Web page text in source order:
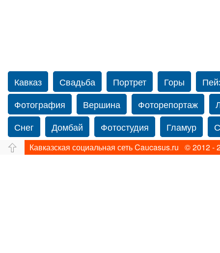
Кавказ Свадьба Портрет Горы
Фотография
Вершина Фоторепортаж
Снег
Домбай Фотостудия Гламур
Путешествие
Перевал Ущелье
Кавказская социальная сеть Caucasus.ru © 2012 -